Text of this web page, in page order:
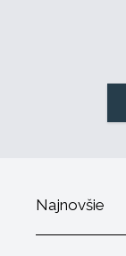
Najnovšie